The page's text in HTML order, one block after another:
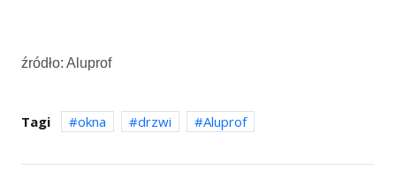
źródło: Aluprof
Tagi okna drzwi Aluprof